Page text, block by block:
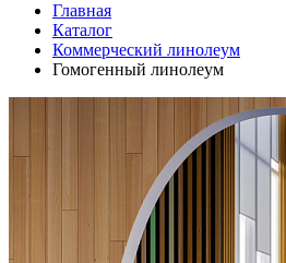
Главная
Каталог
Коммерческий линолеум
Гомогенный линолеум